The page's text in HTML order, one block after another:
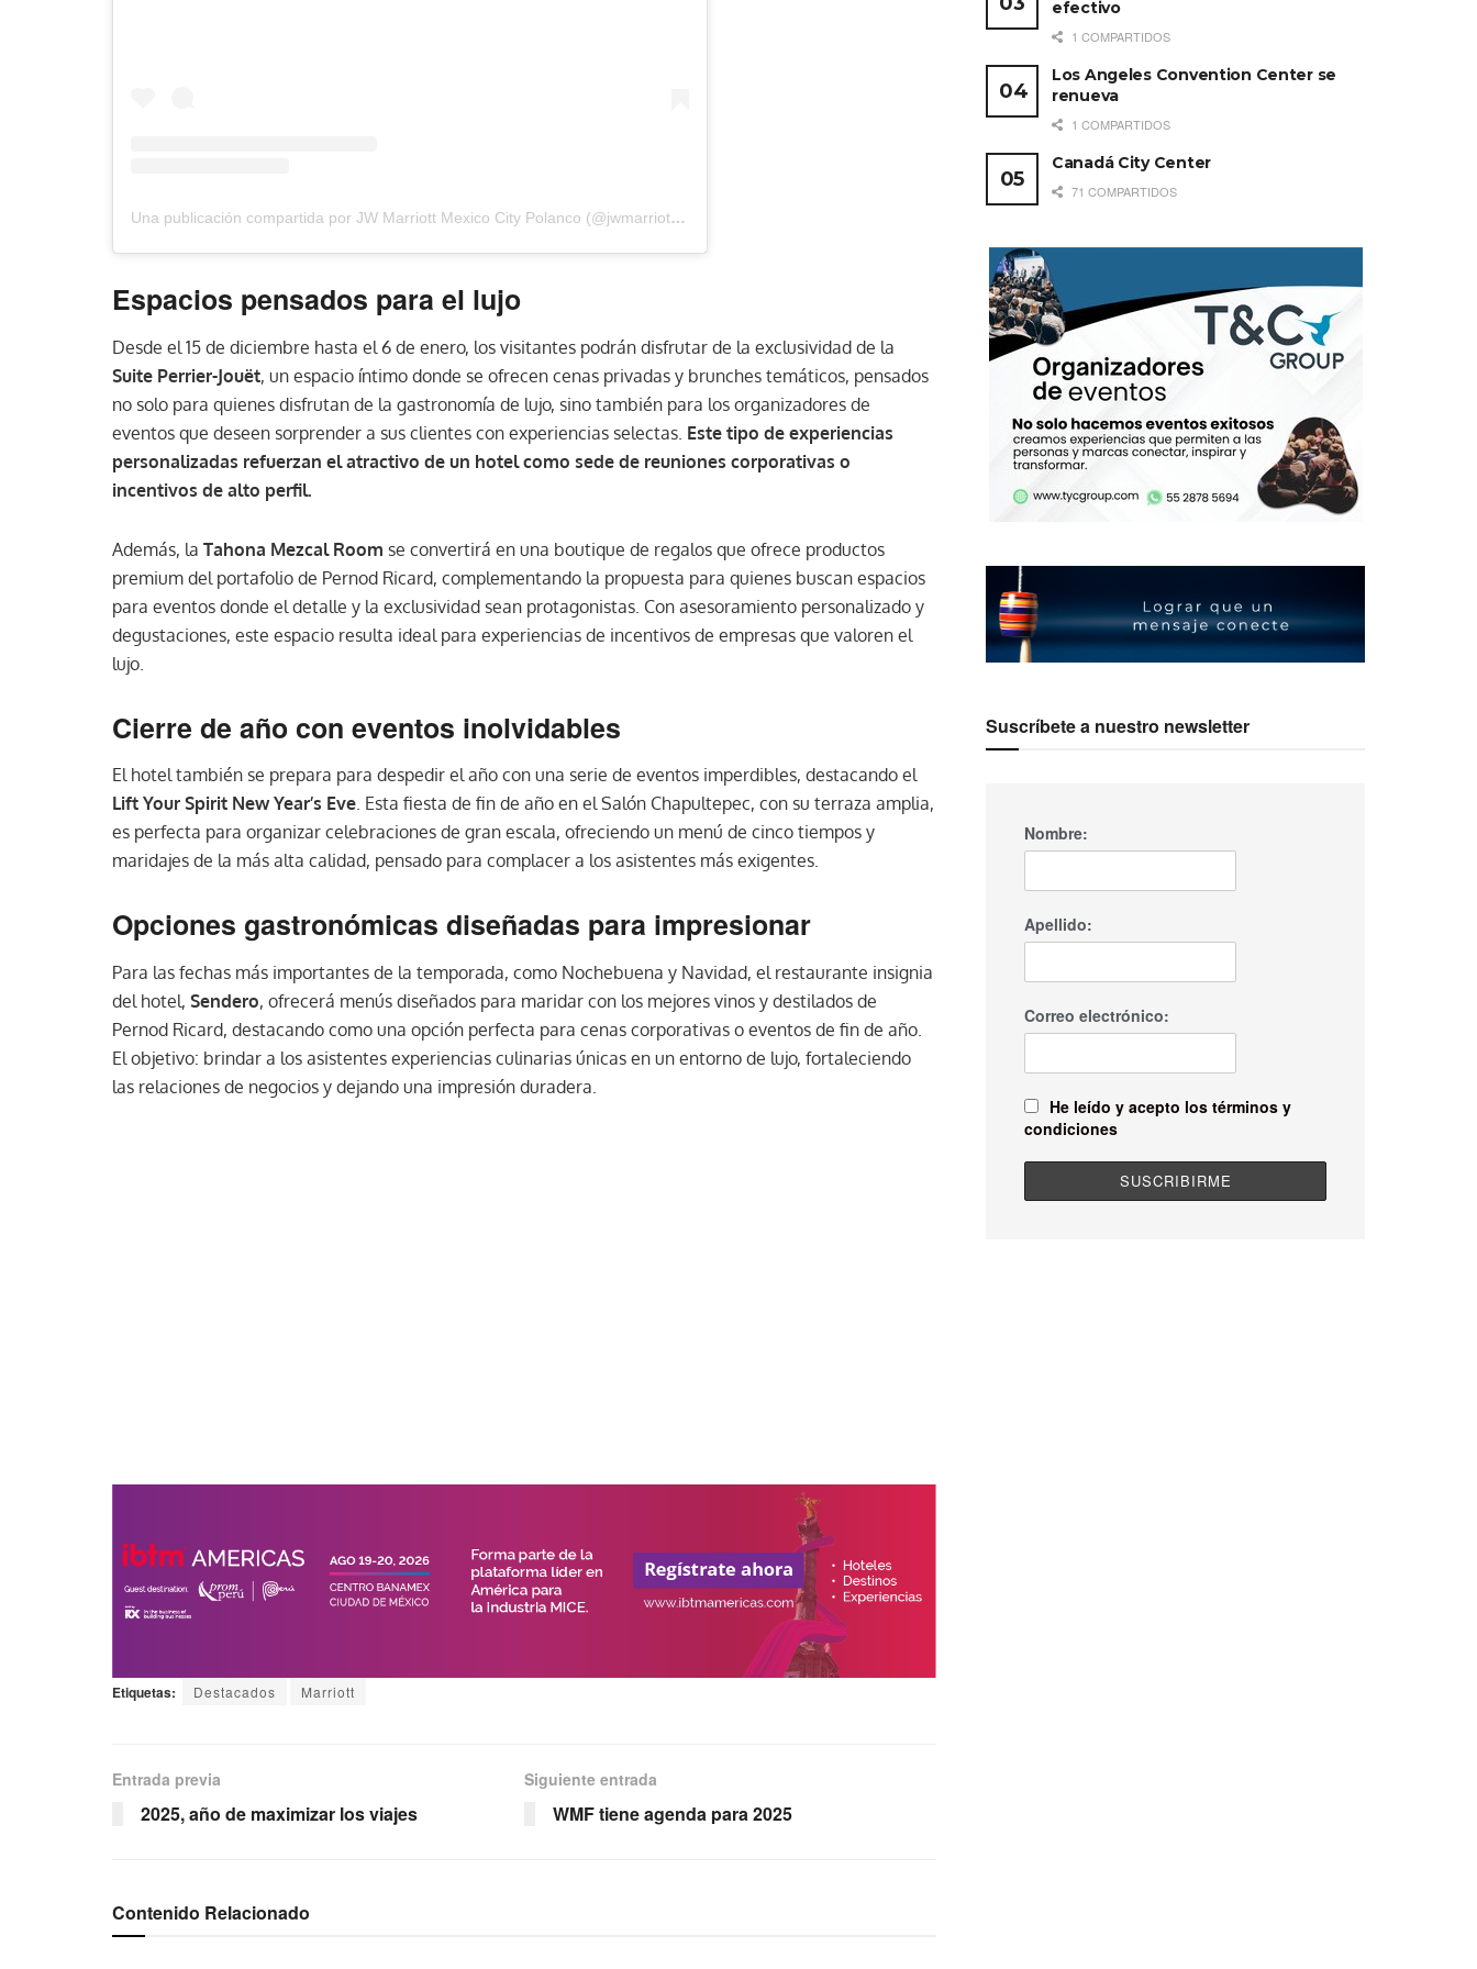
Una publicación compartida por JW Marriott Mexico City Polanco (@jwmarriottmx)
Espacios pensados para el lujo
Desde el 15 de diciembre hasta el 6 de enero, los visitantes podrán disfrutar de la exclusividad de la
Suite Perrier-Jouët, un espacio íntimo donde se ofrecen cenas privadas y brunches temáticos, pensados
no solo para quienes disfrutan de la gastronomía de lujo, sino también para los organizadores de
eventos que deseen sorprender a sus clientes con experiencias selectas. Este tipo de experiencias
personalizadas refuerzan el atractivo de un hotel como sede de reuniones corporativas o
incentivos de alto perfil.
Además, la Tahona Mezcal Room se convertirá en una boutique de regalos que ofrece productos
premium del portafolio de Pernod Ricard, complementando la propuesta para quienes buscan espacios
para eventos donde el detalle y la exclusividad sean protagonistas. Con asesoramiento personalizado y
degustaciones, este espacio resulta ideal para experiencias de incentivos de empresas que valoren el
lujo.
Cierre de año con eventos inolvidables
El hotel también se prepara para despedir el año con una serie de eventos imperdibles, destacando el
Lift Your Spirit New Year’s Eve. Esta fiesta de fin de año en el Salón Chapultepec, con su terraza amplia,
es perfecta para organizar celebraciones de gran escala, ofreciendo un menú de cinco tiempos y
maridajes de la más alta calidad, pensado para complacer a los asistentes más exigentes.
Opciones gastronómicas diseñadas para impresionar
Para las fechas más importantes de la temporada, como Nochebuena y Navidad, el restaurante insignia
del hotel, Sendero, ofrecerá menús diseñados para maridar con los mejores vinos y destilados de
Pernod Ricard, destacando como una opción perfecta para cenas corporativas o eventos de fin de año.
El objetivo: brindar a los asistentes experiencias culinarias únicas en un entorno de lujo, fortaleciendo
las relaciones de negocios y dejando una impresión duradera.
Etiquetas: Destacados Marriott
Entrada previa
2025, año de maximizar los viajes
Siguiente entrada
WMF tiene agenda para 2025
Contenido Relacionado
efectivo
1 COMPARTIDOS
Los Angeles Convention Center se
renueva
1 COMPARTIDOS
Canadá City Center
71 COMPARTIDOS
Suscríbete a nuestro newsletter
Nombre:
Apellido:
Correo electrónico:
He leído y acepto los términos y
condiciones